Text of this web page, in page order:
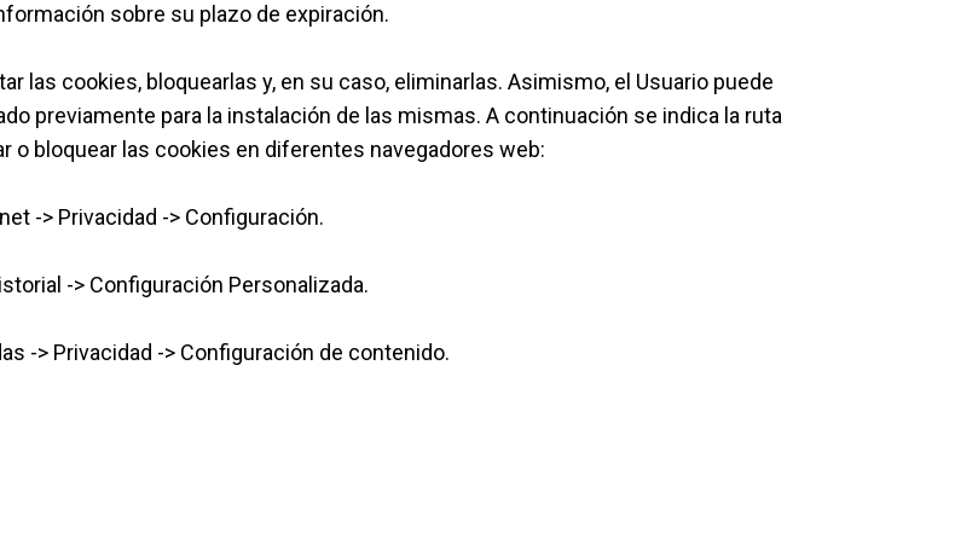
sobre su plazo de expiración.
las cookies, bloquearlas y, en su caso, eliminarlas. Asimismo, el Usuario puede
previamente para la instalación de las mismas. A continuación se indica la ruta
o bloquear las cookies en diferentes navegadores web:
-> Privacidad -> Configuración.
-> Configuración Personalizada.
-> Privacidad -> Configuración de contenido.